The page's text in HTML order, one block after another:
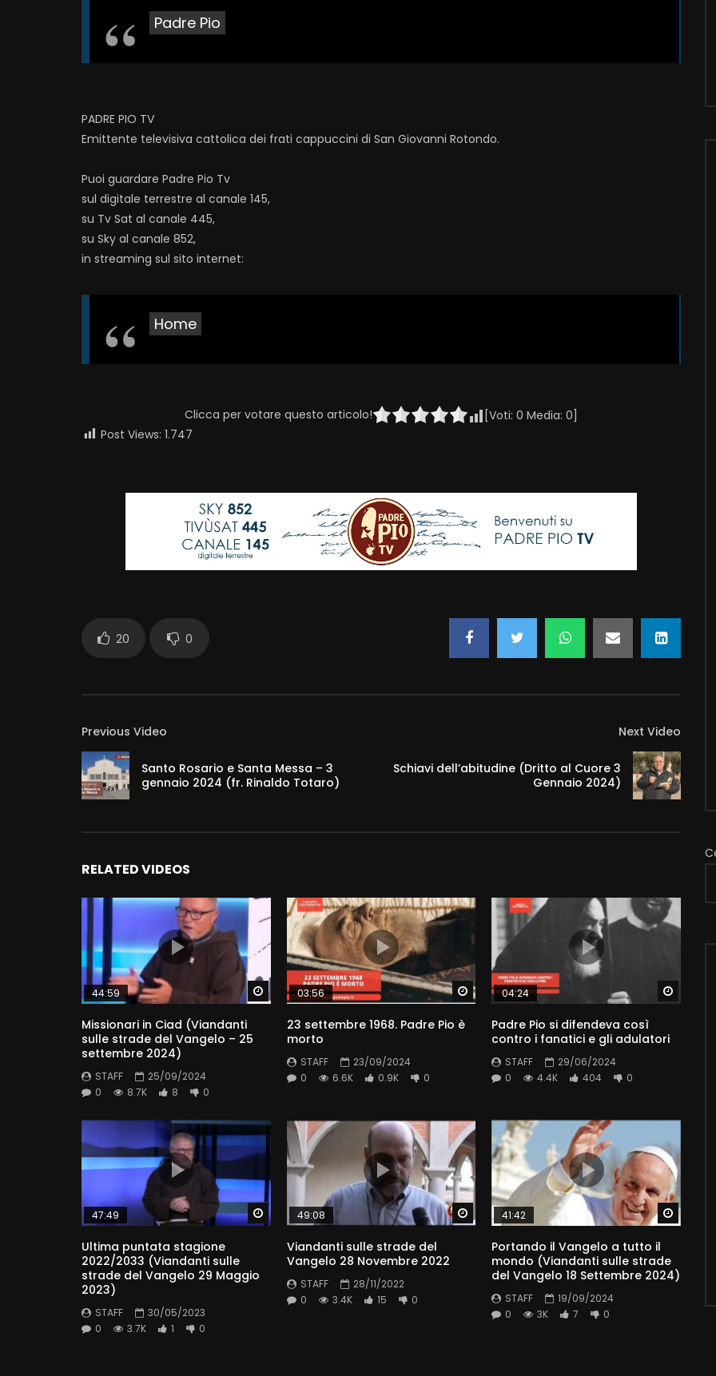
Padre Pio
PADRE PIO TV
Emittente televisiva cattolica dei frati cappuccini di San Giovanni Rotondo.
Puoi guardare Padre Pio Tv
sul digitale terrestre al canale 145,
su Tv Sat al canale 445,
su Sky al canale 852,
in streaming sul sito internet:
Home
Clicca per votare questo articolo! [Voti: 0 Media: 0
Post Views: 1.747
20 0
Previous Video
Santo Rosario e Santa Messa – 3
gennaio 2024 (fr. Rinaldo Totaro)
Next Video
Schiavi dell’abitudine (Dritto al Cuore 3
Gennaio 2024)
RELATED VIDEOS
Watch Later
44:59
Missionari in Ciad (Viandanti
sulle strade del Vangelo – 25
settembre 2024)
STAFF
25/09/2024
0
8.7K 8 0
Watch Later
03:56
23 settembre 1968. Padre Pio è
morto
STAFF
23/09/2024
0
6.6K 0.9K 0
04:24
Padre Pio si difendeva così
contro i fanatici e gli adulatori
STAFF
29/06/2024
0
4.4K 404 0
Watch Later
47:49
Ultima puntata stagione
2022/2033 (Viandanti sulle
strade del Vangelo 29 Maggio
2023)
STAFF
30/05/2023
0
3.7K 1 0
Watch Later
49:08
Viandanti sulle strade del
Vangelo 28 Novembre 2022
STAFF
28/11/2022
0
3.4K 15 0
Watch
41:42
Portando il Vangelo a tutto il
mondo (Viandanti sulle strade
del Vangelo 18 Settembre 2024)
STAFF
19/09/2024
0
3K 7 0